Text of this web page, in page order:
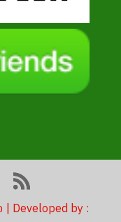
Developed by :